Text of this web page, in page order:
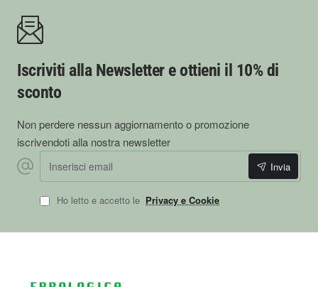
Iscriviti alla Newsletter e ottieni il 10% di
sconto
Non perdere nessun aggiornamento o promozione
iscrivendoti alla nostra newsletter
Inserisci
email
Invia
Ho letto e accetto le Privacy e Cookie